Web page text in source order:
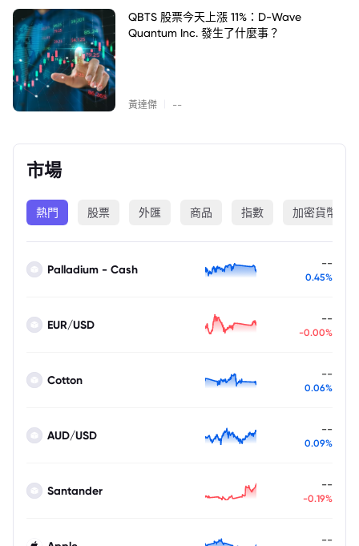
QBTS 股票今天上漲 11%：D-Wave
Quantum Inc. 發生了什麼事？
黃達傑 --
市場
熱門 股票 外匯 商品 指數 加密貨幣
Palladium - Cash --
0.45%
EUR/USD --
-0.00%
Cotton --
0.06%
AUD/USD --
0.09%
Santander --
-0.19%
--